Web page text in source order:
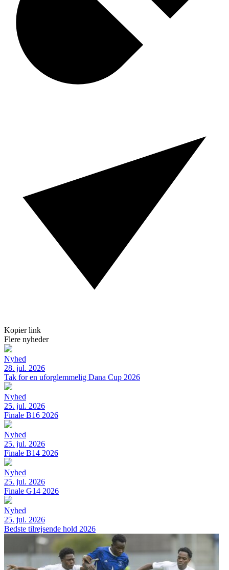
Kopier link
Flere nyheder
Nyhed
28. jul. 2026
Tak for en uforglemmelig Dana Cup 2026
Nyhed
25. jul. 2026
Finale B16 2026
Nyhed
25. jul. 2026
Finale B14 2026
Nyhed
25. jul. 2026
Finale G14 2026
Nyhed
25. jul. 2026
Bedste tilrejsende hold 2026